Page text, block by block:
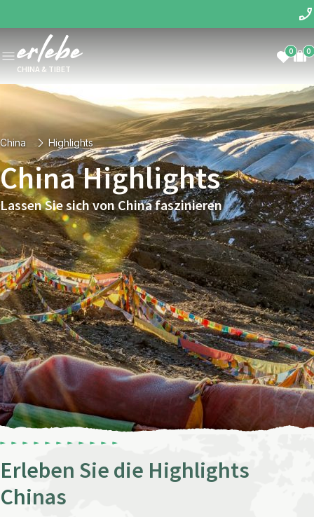
CHINA & TIBET
0 0
China Highlights
China Highlights
Lassen Sie sich von China faszinieren
Erleben Sie die Highlights
Chinas